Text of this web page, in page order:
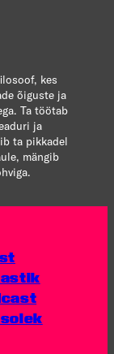
kes
õiguste ja
Ta töötab
ja
ta pikkadel
mängib